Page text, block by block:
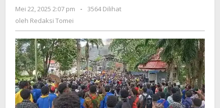
di
Kampus
Mei 22, 2025 2:07 pm
oleh
-
3564 Dilihat
oleh Redaksi Tomei